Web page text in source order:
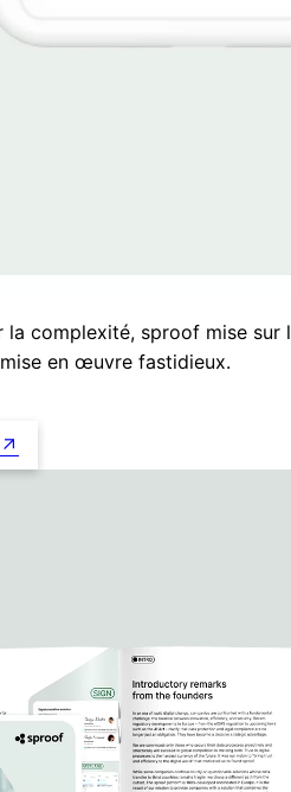
la complexité, sproof mise
en œuvre fastidieux.